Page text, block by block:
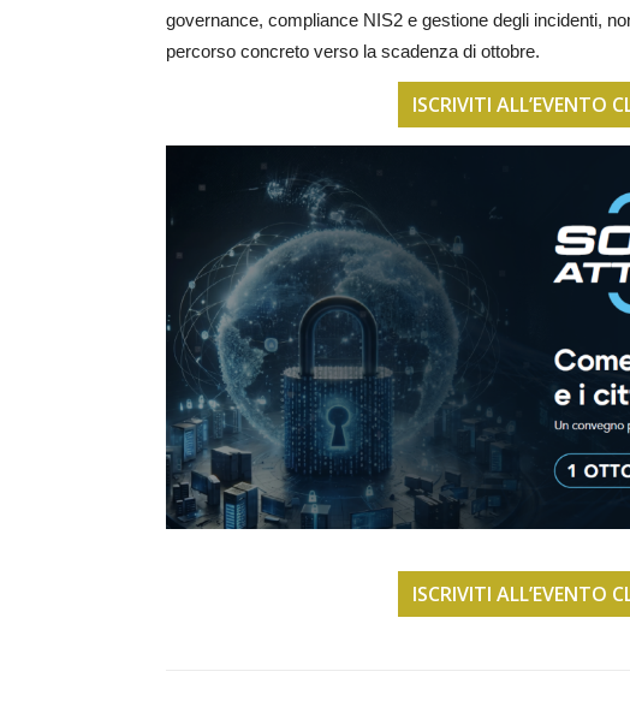
governance, compliance NIS2 e gestione degli incidenti,
percorso concreto verso la scadenza di ottobre.
ISCRIVITI ALL’EVENTO
ISCRIVITI ALL’EVENTO